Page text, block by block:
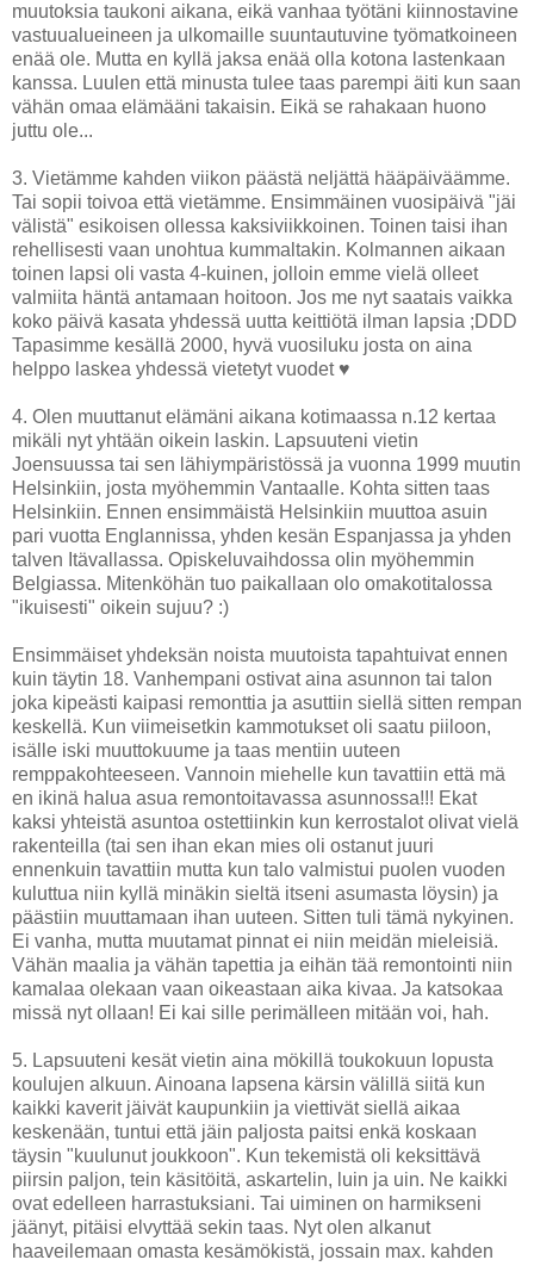
muutoksia taukoni aikana, eikä vanhaa työtäni kiinnostavine
vastuualueineen ja ulkomaille suuntautuvine työmatkoineen
enää ole. Mutta en kyllä jaksa enää olla kotona lastenkaan
kanssa. Luulen että minusta tulee taas parempi äiti kun saan
vähän omaa elämääni takaisin. Eikä se rahakaan huono
juttu ole...
3. Vietämme kahden viikon päästä neljättä hääpäiväämme.
Tai sopii toivoa että vietämme. Ensimmäinen vuosipäivä "jäi
välistä" esikoisen ollessa kaksiviikkoinen. Toinen taisi ihan
rehellisesti vaan unohtua kummaltakin. Kolmannen aikaan
toinen lapsi oli vasta 4-kuinen, jolloin emme vielä olleet
valmiita häntä antamaan hoitoon. Jos me nyt saatais vaikka
koko päivä kasata yhdessä uutta keittiötä ilman lapsia ;DDD
Tapasimme kesällä 2000, hyvä vuosiluku josta on aina
helppo laskea yhdessä vietetyt vuodet ♥
4. Olen muuttanut elämäni aikana kotimaassa n.12 kertaa
mikäli nyt yhtään oikein laskin. Lapsuuteni vietin
Joensuussa tai sen lähiympäristössä ja vuonna 1999 muutin
Helsinkiin, josta myöhemmin Vantaalle. Kohta sitten taas
Helsinkiin. Ennen ensimmäistä Helsinkiin muuttoa asuin
pari vuotta Englannissa, yhden kesän Espanjassa ja yhden
talven Itävallassa. Opiskeluvaihdossa olin myöhemmin
Belgiassa. Mitenköhän tuo paikallaan olo omakotitalossa
"ikuisesti" oikein sujuu? :)
Ensimmäiset yhdeksän noista muutoista tapahtuivat ennen
kuin täytin 18. Vanhempani ostivat aina asunnon tai talon
joka kipeästi kaipasi remonttia ja asuttiin siellä sitten rempan
keskellä. Kun viimeisetkin kammotukset oli saatu piiloon,
isälle iski muuttokuume ja taas mentiin uuteen
remppakohteeseen. Vannoin miehelle kun tavattiin että mä
en ikinä halua asua remontoitavassa asunnossa!!! Ekat
kaksi yhteistä asuntoa ostettiinkin kun kerrostalot olivat vielä
rakenteilla (tai sen ihan ekan mies oli ostanut juuri
ennenkuin tavattiin mutta kun talo valmistui puolen vuoden
kuluttua niin kyllä minäkin sieltä itseni asumasta löysin) ja
päästiin muuttamaan ihan uuteen. Sitten tuli tämä nykyinen.
Ei vanha, mutta muutamat pinnat ei niin meidän mieleisiä.
Vähän maalia ja vähän tapettia ja eihän tää remontointi niin
kamalaa olekaan vaan oikeastaan aika kivaa. Ja katsokaa
missä nyt ollaan! Ei kai sille perimälleen mitään voi, hah.
5. Lapsuuteni kesät vietin aina mökillä toukokuun lopusta
koulujen alkuun. Ainoana lapsena kärsin välillä siitä kun
kaikki kaverit jäivät kaupunkiin ja viettivät siellä aikaa
keskenään, tuntui että jäin paljosta paitsi enkä koskaan
täysin "kuulunut joukkoon". Kun tekemistä oli keksittävä
piirsin paljon, tein käsitöitä, askartelin, luin ja uin. Ne kaikki
ovat edelleen harrastuksiani. Tai uiminen on harmikseni
jäänyt, pitäisi elvyttää sekin taas. Nyt olen alkanut
haaveilemaan omasta kesämökistä, jossain max. kahden